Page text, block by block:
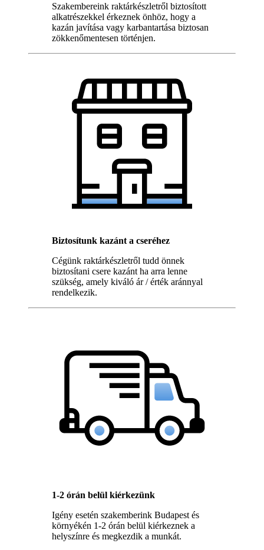
Szakembereink raktárkészletről biztosított
alkatrészekkel érkeznek önhöz, hogy a
kazán javítása vagy karbantartása biztosan
zökkenőmentesen történjen.
Biztosítunk kazánt a cseréhez
Cégünk raktárkészletről tudd önnek
biztosítani csere kazánt ha arra lenne
szükség, amely kiváló ár / érték aránnyal
rendelkezik.
1-2 órán belül kiérkezünk
Igény esetén szakemberink Budapest és
környékén 1-2 órán belül kiérkeznek a
helyszínre és megkezdik a munkát.